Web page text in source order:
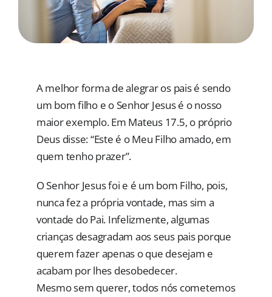
A melhor forma de alegrar os pais é sendo
um bom filho e o Senhor Jesus é o nosso
maior exemplo. Em Mateus 17.5, o próprio
Deus disse: “Este é o Meu Filho amado, em
quem tenho prazer”.
O Senhor Jesus foi e é um bom Filho, pois,
nunca fez a própria vontade, mas sim a
vontade do Pai. Infelizmente, algumas
crianças desagradam aos seus pais porque
querem fazer apenas o que desejam e
acabam por lhes desobedecer.
Mesmo sem querer, todos nós cometemos